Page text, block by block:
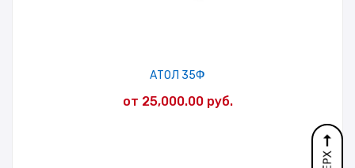
АТОЛ 35Ф
от 25,000.00 руб.